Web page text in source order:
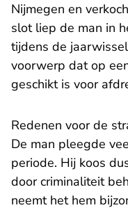
Nijmegen en
slot liep de man in
tijdens de
voorwerp dat op
geschikt is voor
Redenen voor de
De man pleegde
periode. Hij koos
door criminaliteit
neemt het hem